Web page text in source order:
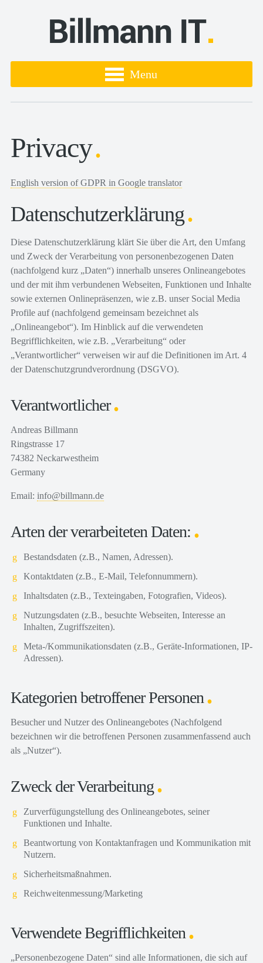
Menu
Privacy
English version of GDPR in Google translator
Datenschutzerklärung
Diese Datenschutzerklärung klärt Sie über die Art, den Umfang
und Zweck der Verarbeitung von personenbezogenen Daten
(nachfolgend kurz „Daten“) innerhalb unseres Onlineangebotes
und der mit ihm verbundenen Webseiten, Funktionen und Inhalte
sowie externen Onlinepräsenzen, wie z.B. unser Social Media
Profile auf (nachfolgend gemeinsam bezeichnet als
„Onlineangebot“). Im Hinblick auf die verwendeten
Begrifflichkeiten, wie z.B. „Verarbeitung“ oder
„Verantwortlicher“ verweisen wir auf die Definitionen im Art. 4
der Datenschutzgrundverordnung (DSGVO).
Verantwortlicher
Andreas Billmann
Ringstrasse 17
74382 Neckarwestheim
Germany
Email: info@billmann.de
Arten der verarbeiteten Daten:
Bestandsdaten (z.B., Namen, Adressen).
Kontaktdaten (z.B., E-Mail, Telefonnummern).
Inhaltsdaten (z.B., Texteingaben, Fotografien, Videos).
Nutzungsdaten (z.B., besuchte Webseiten, Interesse an
Inhalten, Zugriffszeiten).
Meta-/Kommunikationsdaten (z.B., Geräte-Informationen, IP-
Adressen).
Kategorien betroffener Personen
Besucher und Nutzer des Onlineangebotes (Nachfolgend
bezeichnen wir die betroffenen Personen zusammenfassend auch
als „Nutzer“).
Zweck der Verarbeitung
Zurverfügungstellung des Onlineangebotes, seiner
Funktionen und Inhalte.
Beantwortung von Kontaktanfragen und Kommunikation mit
Nutzern.
Sicherheitsmaßnahmen.
Reichweitenmessung/Marketing
Verwendete Begrifflichkeiten
„Personenbezogene Daten“ sind alle Informationen, die sich auf